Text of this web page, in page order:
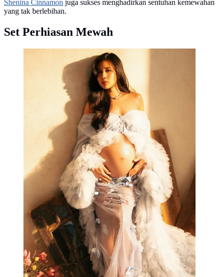
Shenina Cinnamon juga sukses menghadirkan sentuhan kemewahan
yang tak berlebihan.
Set Perhiasan Mewah
Shenina Cinnamon tampil makin glamor jelang
melahirkan. Kenakan perhiasan berlian milyaran rupiah